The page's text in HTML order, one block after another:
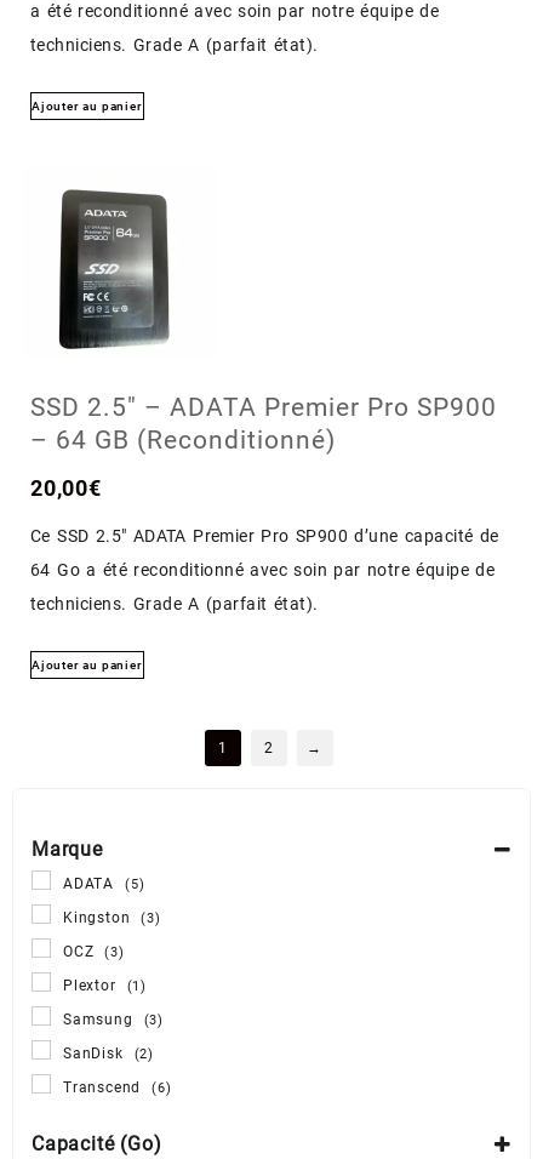
a été reconditionné avec soin par notre équipe de
techniciens. Grade A (parfait état).
Ajouter au panier
SSD 2.5″ – ADATA Premier Pro SP900
– 64 GB (Reconditionné)
20,00€
Ce SSD 2.5″ ADATA Premier Pro SP900 d’une capacité de
64 Go a été reconditionné avec soin par notre équipe de
techniciens. Grade A (parfait état).
Ajouter au panier
1 2 →
Marque
ADATA (5)
Kingston (3)
OCZ (3)
Plextor (1)
Samsung (3)
SanDisk (2)
Transcend (6)
Capacité (Go)